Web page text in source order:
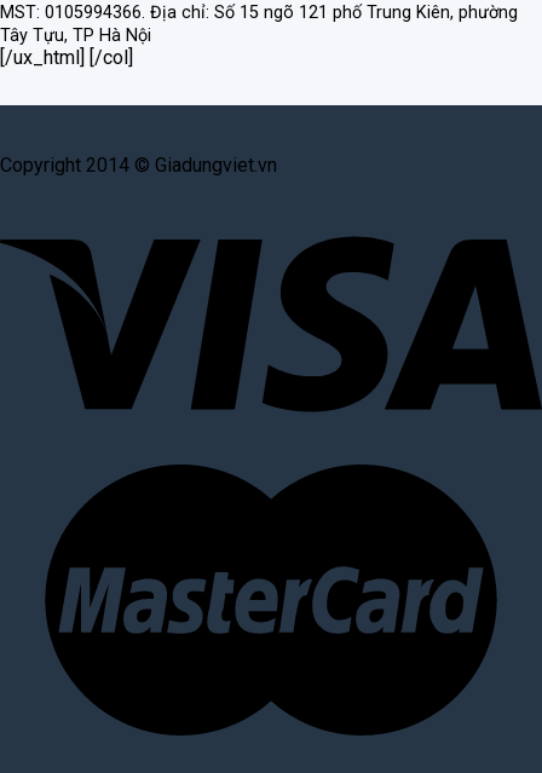
MST: 0105994366. Địa chỉ: Số 15 ngõ 121 phố Trung Kiên, phường
Tây Tựu, TP Hà Nội
[/ux_html] [/col]
Copyright 2014 © Giadungviet.vn